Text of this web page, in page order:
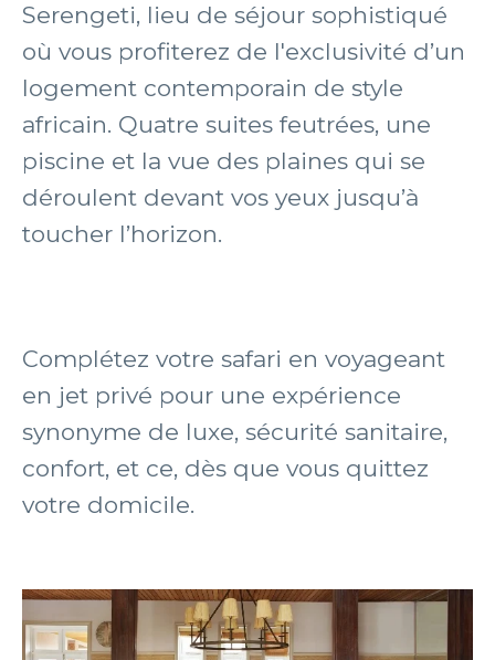
Serengeti, lieu de séjour sophistiqué
où vous profiterez de l'exclusivité d’un
logement contemporain de style
africain. Quatre suites feutrées, une
piscine et la vue des plaines qui se
déroulent devant vos yeux jusqu’à
toucher l’horizon.
Complétez votre safari en voyageant
en jet privé pour une expérience
synonyme de luxe, sécurité sanitaire,
confort, et ce, dès que vous quittez
votre domicile.